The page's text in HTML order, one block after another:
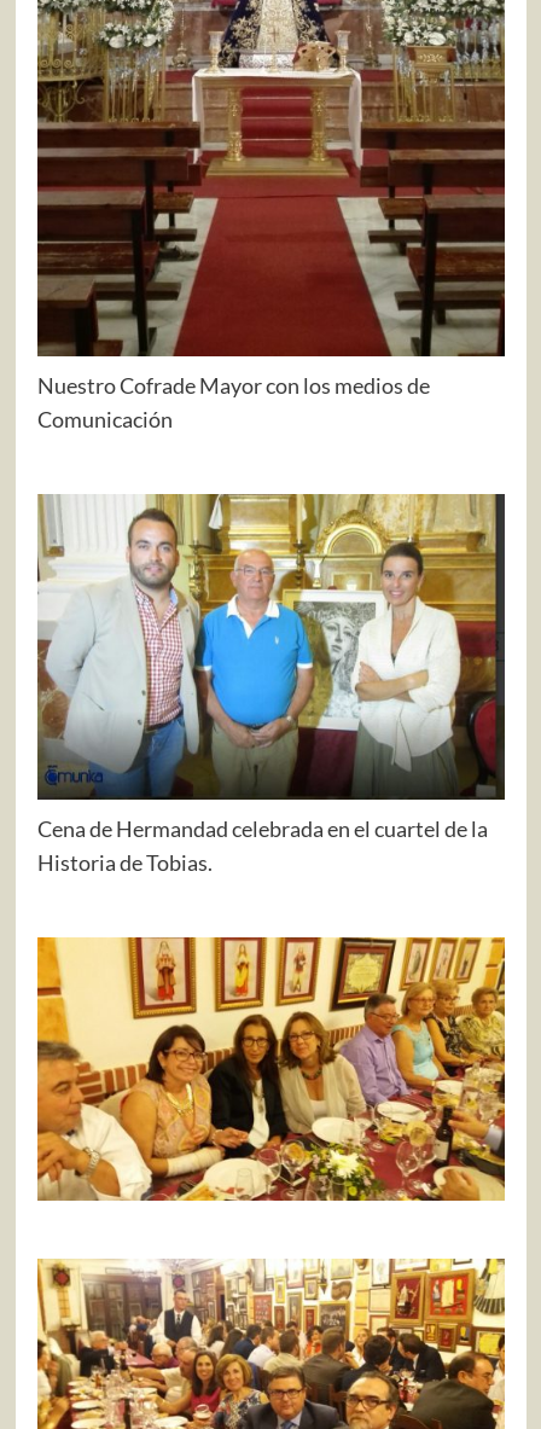
Nuestro Cofrade Mayor con los medios de
Comunicación
Cena de Hermandad celebrada en el cuartel de la
Historia de Tobias.